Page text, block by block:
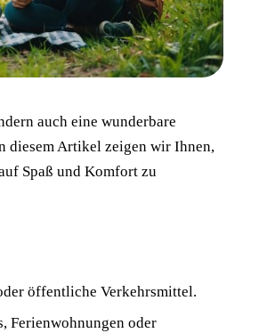
auch eine wunderbare
diesem Artikel zeigen wir Ihnen,
Spaß und Komfort zu
öffentliche Verkehrsmittel.
Ferienwohnungen oder